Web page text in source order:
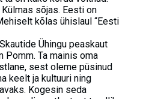
sõjas. Eesti on
kõlas ühislaul “Eesti
Ühingu peaskaut
Pomm. Ta mainis oma
sest oleme püsinud
keelt ja kultuuri ning
Kogesin seda